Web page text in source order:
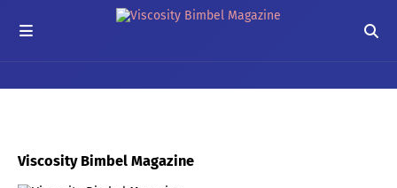
Viscosity Bimbel Magazine